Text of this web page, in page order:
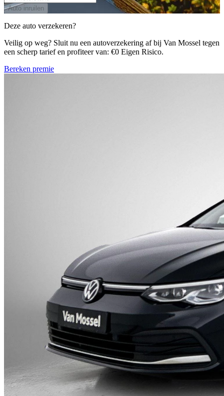
Auto inruilen
Deze auto verzekeren?
Veilig op weg? Sluit nu een autoverzekering af bij Van Mossel tegen
een scherp tarief en profiteer van: €0 Eigen Risico.
Bereken premie